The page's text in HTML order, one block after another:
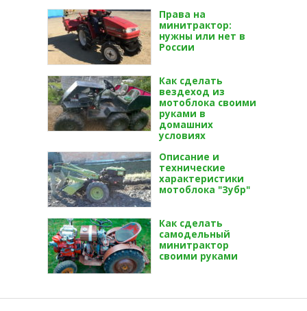
Права на
минитрактор:
нужны или нет в
России
Как сделать
вездеход из
мотоблока своими
руками в
домашних
условиях
Описание и
технические
характеристики
мотоблока "Зубр"
Как сделать
самодельный
минитрактор
своими руками